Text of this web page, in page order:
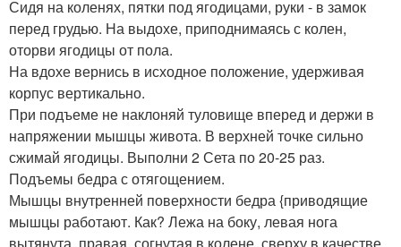
Сидя на коленях, пятки под ягодицами, руки - в замок
перед грудью. На выдохе, приподнимаясь с колен,
оторви ягодицы от пола.
На вдохе вернись в исходное положение, удерживая
корпус вертикально.
При подъеме не наклоняй туловище вперед и держи в
напряжении мышцы живота. В верхней точке сильно
сжимай ягодицы. Выполни 2 Сета по 20-25 раз.
Подъемы бедра с отягощением.
Мышцы внутренней поверхности бедра {приводящие
мышцы работают. Как? Лежа на боку, левая нога
вытянута, правая, согнутая в колене, сверху в качестве